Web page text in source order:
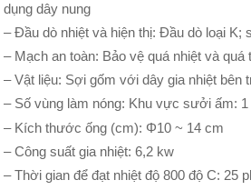
dụng dây nung
– Đầu dò nhiệt và hiện thị: Đầu dò loại K;
– Mạch an toàn: Bảo vệ quá nhiệt và
– Vật liệu: Sợi gốm với dây gia nhiệt bên
– Số vùng làm nóng: Khu vực sưởi ấm:
– Kích thước ống (cm): Φ10 ~ 14 cm
– Công suất gia nhiệt: 6,2 kw
– Thời gian để đạt nhiệt độ 800 độ C: 25